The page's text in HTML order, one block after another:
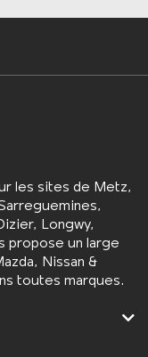
les sites de Metz,
Longwy,
propose un large
Nissan &
toutes marques.